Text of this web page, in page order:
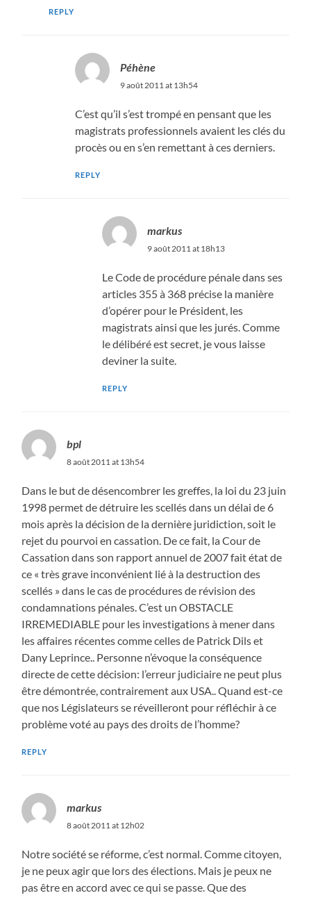
REPLY
Péhène
9 août 2011 at 13h54
C’est qu’il s’est trompé en pensant que les
magistrats professionnels avaient les clés du
procès ou en s’en remettant à ces derniers.
REPLY
markus
9 août 2011 at 18h13
Le Code de procédure pénale dans ses
articles 355 à 368 précise la manière
d’opérer pour le Président, les
magistrats ainsi que les jurés. Comme
le délibéré est secret, je vous laisse
deviner la suite.
REPLY
bpl
8 août 2011 at 13h54
Dans le but de désencombrer les greffes, la loi du 23 juin
1998 permet de détruire les scellés dans un délai de 6
mois après la décision de la dernière juridiction, soit le
rejet du pourvoi en cassation. De ce fait, la Cour de
Cassation dans son rapport annuel de 2007 fait état de
ce « très grave inconvénient lié à la destruction des
scellés » dans le cas de procédures de révision des
condamnations pénales. C’est un OBSTACLE
IRREMEDIABLE pour les investigations à mener dans
les affaires récentes comme celles de Patrick Dils et
Dany Leprince.. Personne n’évoque la conséquence
directe de cette décision: l’erreur judiciaire ne peut plus
être démontrée, contrairement aux USA.. Quand est-ce
que nos Législateurs se réveilleront pour réfléchir à ce
problème voté au pays des droits de l’homme?
REPLY
markus
8 août 2011 at 12h02
Notre société se réforme, c’est normal. Comme citoyen,
je ne peux agir que lors des élections. Mais je peux ne
pas être en accord avec ce qui se passe. Que des